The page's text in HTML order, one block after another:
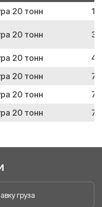
20 тонн
20 тонн
20 тонн
20 тонн
20 тонн
20 тонн
груза